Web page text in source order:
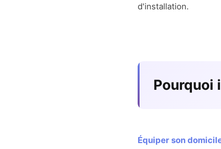
d'installation.
Pourquoi
Équiper son